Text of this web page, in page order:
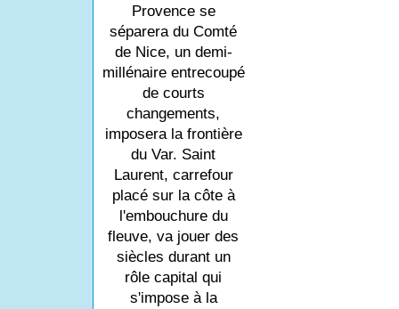
Provence se
séparera du Comté
de Nice, un demi-
millénaire entrecoupé
de courts
changements,
imposera la frontière
du Var. Saint
Laurent, carrefour
placé sur la côte à
l'embouchure du
fleuve, va jouer des
siècles durant un
rôle capital qui
s'impose à la